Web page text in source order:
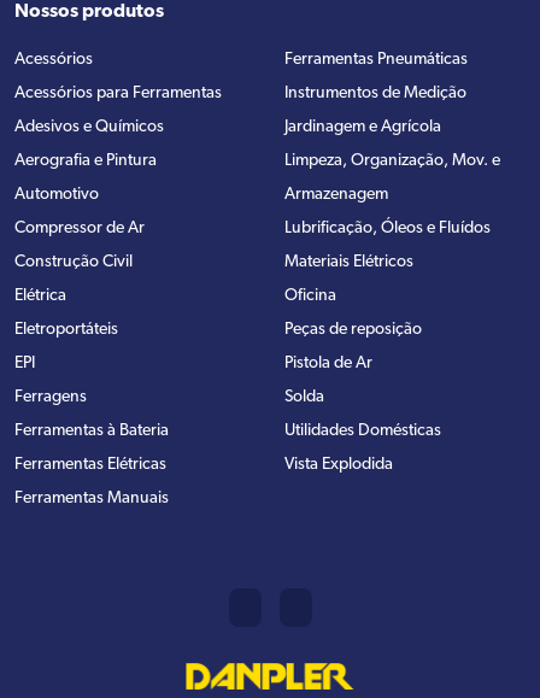
Nossos produtos
Acessórios
Acessórios para Ferramentas
Adesivos e Químicos
Aerografia e Pintura
Automotivo
Compressor de Ar
Construção Civil
Elétrica
Eletroportáteis
EPI
Ferragens
Ferramentas à Bateria
Ferramentas Elétricas
Ferramentas Manuais
Ferramentas Pneumáticas
Instrumentos de Medição
Jardinagem e Agrícola
Limpeza, Organização, Mov. e
Armazenagem
Lubrificação, Óleos e Fluídos
Materiais Elétricos
Oficina
Peças de reposição
Pistola de Ar
Solda
Utilidades Domésticas
Vista Explodida